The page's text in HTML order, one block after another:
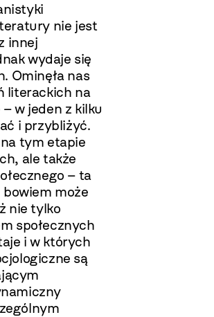
nie jest
innej
wydaje się
Ominęła nas
literackich na
w jeden z kilku
i przybliżyć.
tym etapie
ale także
– ta
może
nie tylko
społecznych
i w których
są